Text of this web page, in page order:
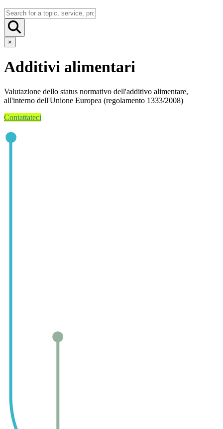
×
Additivi alimentari
Valutazione dello status normativo dell'additivo alimentare,
all'interno dell'Unione Europea (regolamento 1333/2008)
Contattateci